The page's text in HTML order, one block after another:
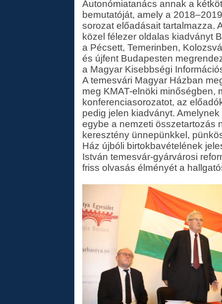
Autonómiatanács annak a
bemutatóját, amely a
sorozat előadásait tartalmazza.
közel félezer oldalas kiadványt
a Pécsett, Temerinben,
és újfent Budapesten
a Magyar Kisebbségi
A temesvári Magyar Házban
meg KMAT-elnöki minőségben,
konferenciasorozatot, az
pedig jelen kiadványt.
egybe a nemzeti összetartozás
keresztény ünnepünkkel,
Ház újbóli birtokbavételének
István temesvár-gyárvárosi
friss olvasás élményét a